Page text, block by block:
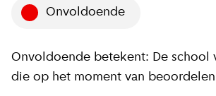
Onvoldoende
Onvoldoende betekent: De
die op het moment van